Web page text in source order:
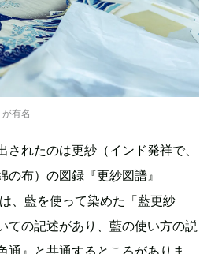
有名
れたのは更紗（インド発祥で、
布）の図録『更紗図譜』
、藍を使って染めた「藍更紗
ての記述があり、藍の使い方の説